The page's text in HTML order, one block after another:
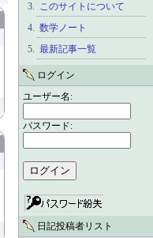
このサイトについて
数学ノート
最新記事一覧
ログイン
ユーザー名:
パスワード:
日記投稿者リスト